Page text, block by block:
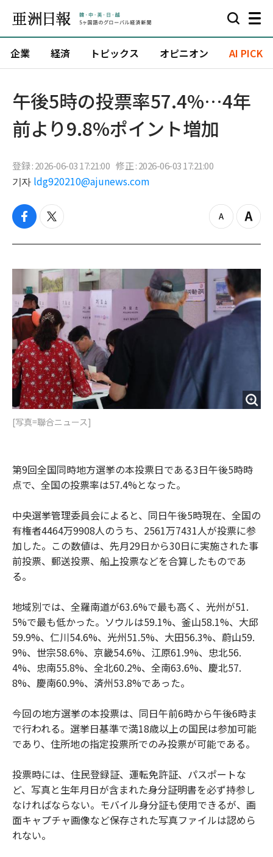
企業 経済 トピックス オピニオン AI PICK
午後5時の投票率57.4%…4年
前より9.8%ポイント増加
登録 : 2026-06-03 17:21:00 修正 : 2026-06-03 17:21:00
기자 ldg920210@ajunews.com
f
c
b
o
k
t
i
t
e
r
z
o
o
u
t
Z
o
i
[写真=聯合ニュース]
第9回全国同時地方選挙の本投票日である3日午後5時時
点で、全国の投票率は57.4%となった。
中央選挙管理委員会によると、同日午後5時現在、全国の
有権者4464万9908人のうち、2561万7431人が投票に参
加した。この数値は、先月29日から30日に実施された事
前投票、郵送投票、船上投票などを合算したものであ
る。
地域別では、全羅南道が63.6%で最も高く、光州が51.
5%で最も低かった。ソウルは59.1%、釜山58.1%、大邱
59.9%、仁川54.6%、光州51.5%、大田56.3%、蔚山59.
9%、世宗58.6%、京畿54.6%、江原61.9%、忠北56.
4%、忠南55.8%、全北60.2%、全南63.6%、慶北57.
8%、慶南60.9%、済州53.8%であった。
今回の地方選挙の本投票は、同日午前6時から午後6時ま
で行われる。選挙日基準で満18歳以上の国民は参加可能
であり、住所地の指定投票所でのみ投票が可能である。
投票時には、住民登録証、運転免許証、パスポートな
ど、写真と生年月日が含まれた身分証明書を必ず持参し
なければならない。モバイル身分証も使用できるが、画
面キャプチャ画像など保存された写真ファイルは認めら
れない。